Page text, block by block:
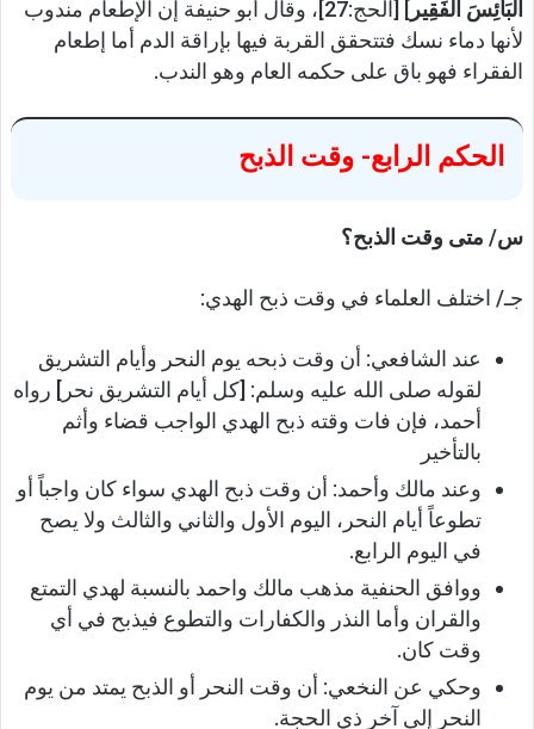
الْبَائِسَ الْفَقِير
] [الحج:27]، وقال أبو حنيفة إن الإطعام مندوب
لأنها دماء نسك فتتحقق القربة فيها بإراقة الدم أما إطعام
الفقراء فهو باق على حكمه العام وهو الندب.
الحكم الرابع- وقت الذبح
س/ متى وقت الذبح؟
جـ/ اختلف العلماء في وقت ذبح الهدي:
عند الشافعي: أن وقت ذبحه يوم النحر وأيام التشريق
لقوله صلى الله عليه وسلم: [كل أيام التشريق نحر] رواه
أحمد، فإن فات وقته ذبح الهدي الواجب قضاء وأثم
بالتأخير
وعند مالك وأحمد: أن وقت ذبح الهدي سواء كان واجباً أو
تطوعاً أيام النحر، اليوم الأول والثاني والثالث ولا يصح
في اليوم الرابع.
ووافق الحنفية مذهب مالك واحمد بالنسبة لهدي التمتع
والقران وأما النذر والكفارات والتطوع فيذبح في أي
وقت كان.
وحكي عن النخعي: أن وقت النحر أو الذبح يمتد من يوم
النحر إلى آخر ذي الحجة.